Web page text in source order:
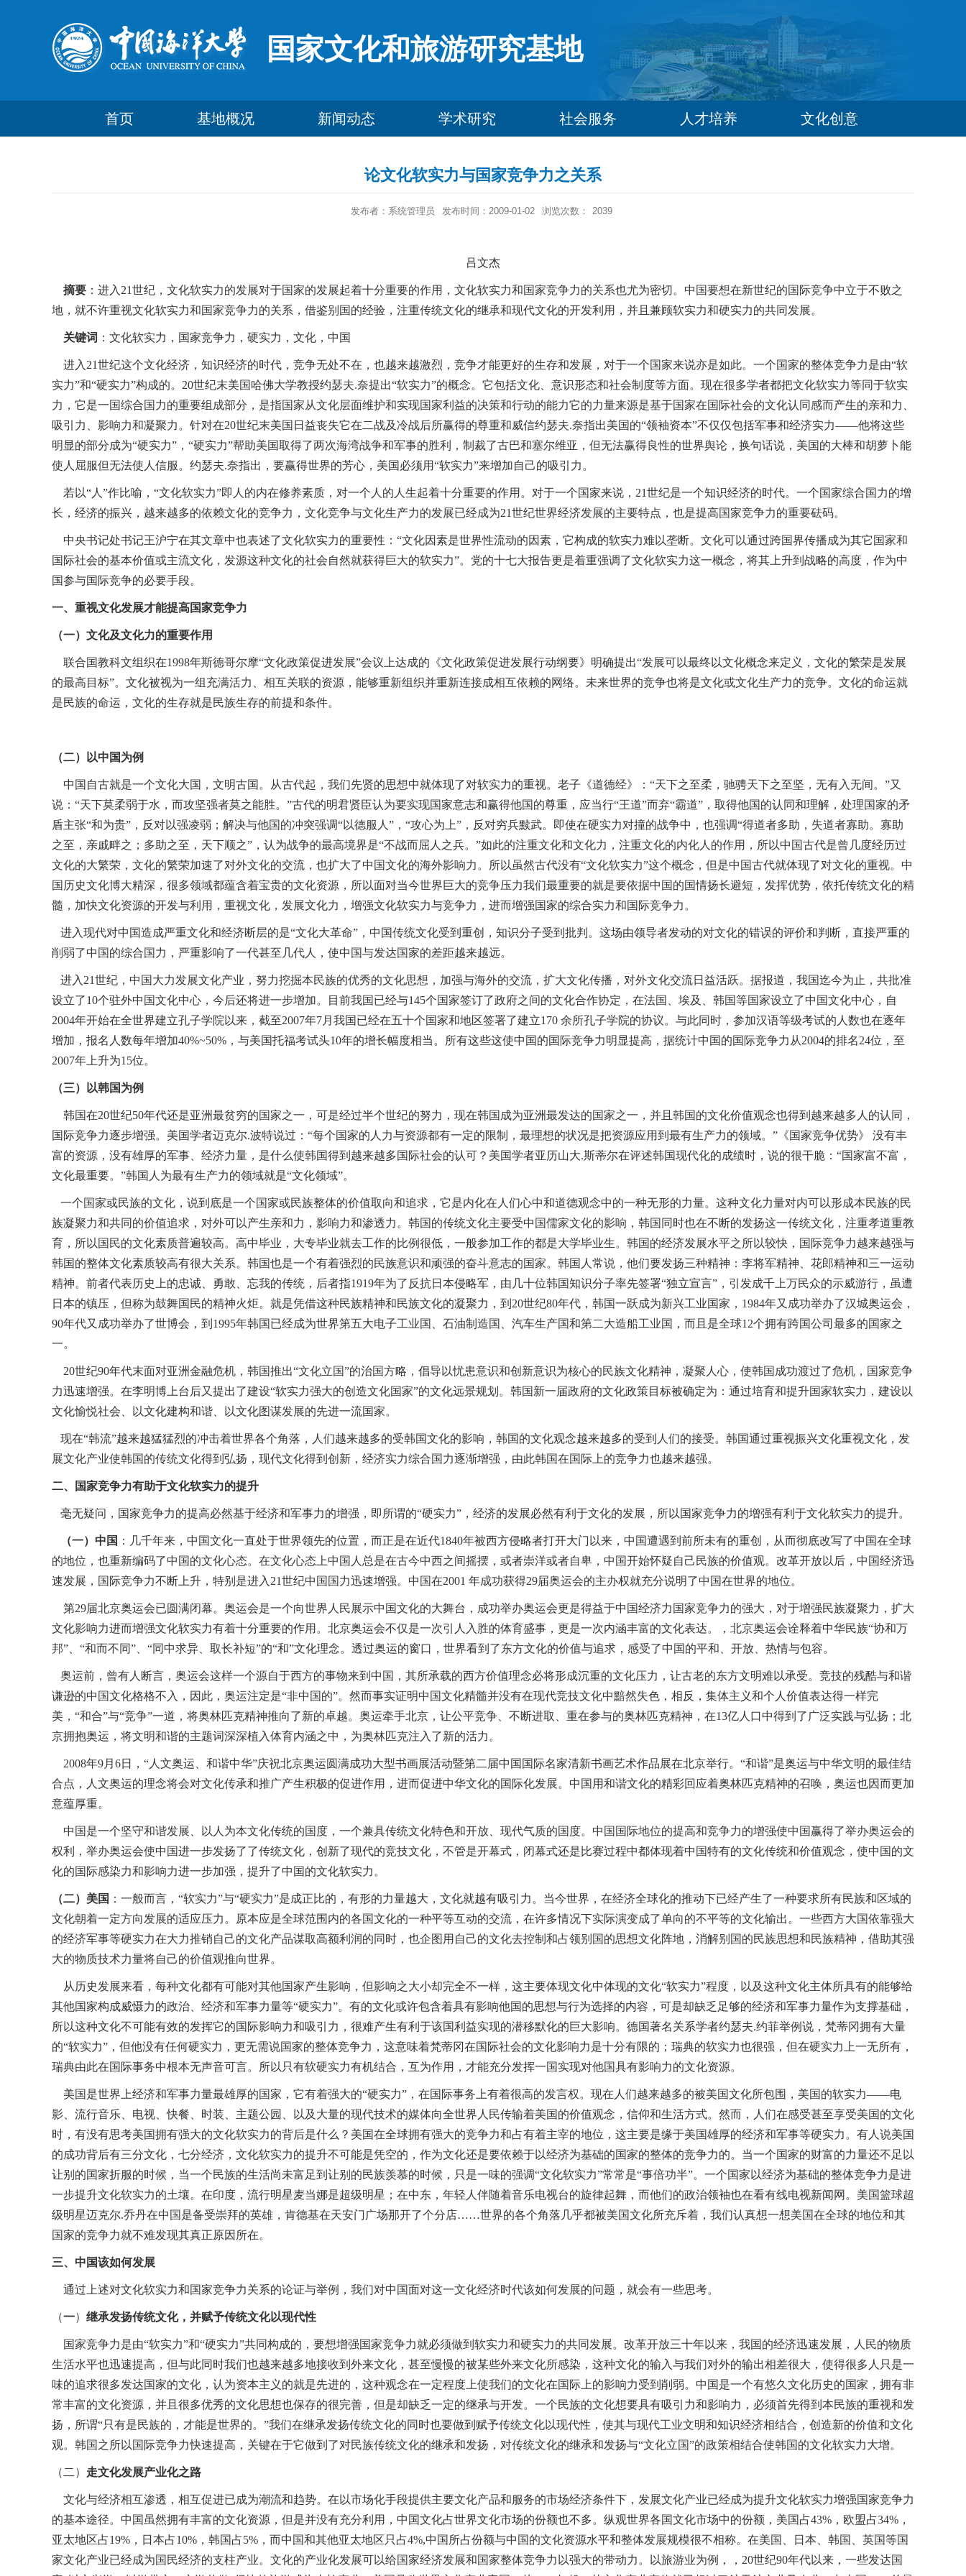
国家文化和旅游研究基地
首页 基地概况 新闻动态 学术研究 社会服务 人才培养 文化创意
论文化软实力与国家竞争力之关系
发布者：系统管理员 发布时间：2009-01-02 浏览次数： 2039
吕文杰
摘要 ：进入21世纪，文化软实力的发展对于国家的发展起着十分重要的作用，文化软实力和国家竞争力的关系也尤为密切。中国要想在新世纪的国际竞争中立于不败之
地，就不许重视文化软实力和国家竞争力的关系，借鉴别国的经验，注重传统文化的继承和现代文化的开发利用，并且兼顾软实力和硬实力的共同发展。
关键词 ：文化软实力，国家竞争力，硬实力，文化，中国
进入21世纪这个文化经济，知识经济的时代，竞争无处不在，也越来越激烈，竞争才能更好的生存和发展，对于一个国家来说亦是如此。一个国家的整体竞争力是由“软
实力”和“硬实力”构成的。20世纪末美国哈佛大学教授约瑟夫.奈提出“软实力”的概念。它包括文化、意识形态和社会制度等方面。现在很多学者都把文化软实力等同于软实
力，它是一国综合国力的重要组成部分，是指国家从文化层面维护和实现国家利益的决策和行动的能力它的力量来源是基于国家在国际社会的文化认同感而产生的亲和力、
吸引力、影响力和凝聚力。针对在20世纪末美国日益丧失它在二战及冷战后所赢得的尊重和威信约瑟夫.奈指出美国的“领袖资本”不仅仅包括军事和经济实力——他将这些
明显的部分成为“硬实力”，“硬实力”帮助美国取得了两次海湾战争和军事的胜利，制裁了古巴和塞尔维亚，但无法赢得良性的世界舆论，换句话说，美国的大棒和胡萝卜能
使人屈服但无法使人信服。约瑟夫.奈指出，要赢得世界的芳心，美国必须用“软实力”来增加自己的吸引力。
若以“人”作比喻，“文化软实力”即人的内在修养素质，对一个人的人生起着十分重要的作用。对于一个国家来说，21世纪是一个知识经济的时代。一个国家综合国力的增
长，经济的振兴，越来越多的依赖文化的竞争力，文化竞争与文化生产力的发展已经成为21世纪世界经济发展的主要特点，也是提高国家竞争力的重要砝码。
中央书记处书记王沪宁在其文章中也表述了文化软实力的重要性：“文化因素是世界性流动的因素，它构成的软实力难以垄断。文化可以通过跨国界传播成为其它国家和
国际社会的基本价值或主流文化，发源这种文化的社会自然就获得巨大的软实力”。党的十七大报告更是着重强调了文化软实力这一概念，将其上升到战略的高度，作为中
国参与国际竞争的必要手段。
一、重视文化发展才能提高国家竞争力
（一）文化及文化力的重要作用
联合国教科文组织在1998年斯德哥尔摩“文化政策促进发展”会议上达成的《文化政策促进发展行动纲要》明确提出“发展可以最终以文化概念来定义，文化的繁荣是发展
的最高目标”。文化被视为一组充满活力、相互关联的资源，能够重新组织并重新连接成相互依赖的网络。未来世界的竞争也将是文化或文化生产力的竞争。文化的命运就
是民族的命运，文化的生存就是民族生存的前提和条件。
（二）以中国为例
中国自古就是一个文化大国，文明古国。从古代起，我们先贤的思想中就体现了对软实力的重视。老子《道德经》：“天下之至柔，驰骋天下之至坚，无有入无间。”又
说：“天下莫柔弱于水，而攻坚强者莫之能胜。”古代的明君贤臣认为要实现国家意志和赢得他国的尊重，应当行“王道”而弃“霸道”，取得他国的认同和理解，处理国家的矛
盾主张“和为贵”，反对以强凌弱；解决与他国的冲突强调“以德服人”，“攻心为上”，反对穷兵黩武。即使在硬实力对撞的战争中，也强调“得道者多助，失道者寡助。寡助
之至，亲戚畔之；多助之至，天下顺之”，认为战争的最高境界是“不战而屈人之兵。”如此的注重文化和文化力，注重文化的内化人的作用，所以中国古代是曾几度经历过
文化的大繁荣，文化的繁荣加速了对外文化的交流，也扩大了中国文化的海外影响力。所以虽然古代没有“文化软实力”这个概念，但是中国古代就体现了对文化的重视。中
国历史文化博大精深，很多领域都蕴含着宝贵的文化资源，所以面对当今世界巨大的竞争压力我们最重要的就是要依据中国的国情扬长避短，发挥优势，依托传统文化的精
髓，加快文化资源的开发与利用，重视文化，发展文化力，增强文化软实力与竞争力，进而增强国家的综合实力和国际竞争力。
进入现代对中国造成严重文化和经济断层的是“文化大革命”，中国传统文化受到重创，知识分子受到批判。这场由领导者发动的对文化的错误的评价和判断，直接严重的
削弱了中国的综合国力，严重影响了一代甚至几代人，使中国与发达国家的差距越来越远。
进入21世纪，中国大力发展文化产业，努力挖掘本民族的优秀的文化思想，加强与海外的交流，扩大文化传播，对外文化交流日益活跃。据报道，我国迄今为止，共批准
设立了10个驻外中国文化中心，今后还将进一步增加。目前我国已经与145个国家签订了政府之间的文化合作协定，在法国、埃及、韩国等国家设立了中国文化中心，自
2004年开始在全世界建立孔子学院以来，截至2007年7月我国已经在五十个国家和地区签署了建立170 余所孔子学院的协议。与此同时，参加汉语等级考试的人数也在逐年
增加，报名人数每年增加40%~50%，与美国托福考试头10年的增长幅度相当。所有这些这使中国的国际竞争力明显提高，据统计中国的国际竞争力从2004的排名24位，至
2007年上升为15位。
（三）以韩国为例
韩国在20世纪50年代还是亚洲最贫穷的国家之一，可是经过半个世纪的努力，现在韩国成为亚洲最发达的国家之一，并且韩国的文化价值观念也得到越来越多人的认同，
国际竞争力逐步增强。美国学者迈克尔.波特说过：“每个国家的人力与资源都有一定的限制，最理想的状况是把资源应用到最有生产力的领域。”《国家竞争优势》 没有丰
富的资源，没有雄厚的军事、经济力量，是什么使韩国得到越来越多国际社会的认可？美国学者亚历山大.斯蒂尔在评述韩国现代化的成绩时，说的很干脆：“国家富不富，
文化最重要。”韩国人为最有生产力的领域就是“文化领域”。
一个国家或民族的文化，说到底是一个国家或民族整体的价值取向和追求，它是内化在人们心中和道德观念中的一种无形的力量。这种文化力量对内可以形成本民族的民
族凝聚力和共同的价值追求，对外可以产生亲和力，影响力和渗透力。韩国的传统文化主要受中国儒家文化的影响，韩国同时也在不断的发扬这一传统文化，注重孝道重教
育，所以国民的文化素质普遍较高。高中毕业，大专毕业就去工作的比例很低，一般参加工作的都是大学毕业生。韩国的经济发展水平之所以较快，国际竞争力越来越强与
韩国的整体文化素质较高有很大关系。韩国也是一个有着强烈的民族意识和顽强的奋斗意志的国家。韩国人常说，他们要发扬三种精神：李将军精神、花郎精神和三一运动
精神。前者代表历史上的忠诚、勇敢、忘我的传统，后者指1919年为了反抗日本侵略军，由几十位韩国知识分子率先签署“独立宣言”，引发成千上万民众的示威游行，虽遭
日本的镇压，但称为鼓舞国民的精神火炬。就是凭借这种民族精神和民族文化的凝聚力，到20世纪80年代，韩国一跃成为新兴工业国家，1984年又成功举办了汉城奥运会，
90年代又成功举办了世博会，到1995年韩国已经成为世界第五大电子工业国、石油制造国、汽车生产国和第二大造船工业国，而且是全球12个拥有跨国公司最多的国家之
一。
20世纪90年代末面对亚洲金融危机，韩国推出“文化立国”的治国方略，倡导以忧患意识和创新意识为核心的民族文化精神，凝聚人心，使韩国成功渡过了危机，国家竞争
力迅速增强。在李明博上台后又提出了建设“软实力强大的创造文化国家”的文化远景规划。韩国新一届政府的文化政策目标被确定为：通过培育和提升国家软实力，建设以
文化愉悦社会、以文化建构和谐、以文化图谋发展的先进一流国家。
现在“韩流”越来越猛猛烈的冲击着世界各个角落，人们越来越多的受韩国文化的影响，韩国的文化观念越来越多的受到人们的接受。韩国通过重视振兴文化重视文化，发
展文化产业使韩国的传统文化得到弘扬，现代文化得到创新，经济实力综合国力逐渐增强，由此韩国在国际上的竞争力也越来越强。
二、国家竞争力有助于文化软实力的提升
毫无疑问，国家竞争力的提高必然基于经济和军事力的增强，即所谓的“硬实力”，经济的发展必然有利于文化的发展，所以国家竞争力的增强有利于文化软实力的提升。
（一）中国 ：几千年来，中国文化一直处于世界领先的位置，而正是在近代1840年被西方侵略者打开大门以来，中国遭遇到前所未有的重创，从而彻底改写了中国在全球
的地位，也重新编码了中国的文化心态。在文化心态上中国人总是在古今中西之间摇摆，或者崇洋或者自卑，中国开始怀疑自己民族的价值观。改革开放以后，中国经济迅
速发展，国际竞争力不断上升，特别是进入21世纪中国国力迅速增强。中国在2001 年成功获得29届奥运会的主办权就充分说明了中国在世界的地位。
第29届北京奥运会已圆满闭幕。奥运会是一个向世界人民展示中国文化的大舞台，成功举办奥运会更是得益于中国经济力国家竞争力的强大，对于增强民族凝聚力，扩大
文化影响力进而增强文化软实力有着十分重要的作用。北京奥运会不仅是一次引人入胜的体育盛事，更是一次内涵丰富的文化表达。，北京奥运会诠释着中华民族“协和万
邦”、“和而不同”、“同中求异、取长补短”的“和”文化理念。透过奥运的窗口，世界看到了东方文化的价值与追求，感受了中国的平和、开放、热情与包容。
奥运前，曾有人断言，奥运会这样一个源自于西方的事物来到中国，其所承载的西方价值理念必将形成沉重的文化压力，让古老的东方文明难以承受。竞技的残酷与和谐
谦逊的中国文化格格不入，因此，奥运注定是“非中国的”。然而事实证明中国文化精髓并没有在现代竞技文化中黯然失色，相反，集体主义和个人价值表达得一样完
美，“和合”与“竞争”一道，将奥林匹克精神推向了新的卓越。奥运牵手北京，让公平竞争、不断进取、重在参与的奥林匹克精神，在13亿人口中得到了广泛实践与弘扬；北
京拥抱奥运，将文明和谐的主题词深深植入体育内涵之中，为奥林匹克注入了新的活力。
2008年9月6日，“人文奥运、和谐中华”庆祝北京奥运圆满成功大型书画展活动暨第二届中国国际名家清新书画艺术作品展在北京举行。“和谐”是奥运与中华文明的最佳结
合点，人文奥运的理念将会对文化传承和推广产生积极的促进作用，进而促进中华文化的国际化发展。中国用和谐文化的精彩回应着奥林匹克精神的召唤，奥运也因而更加
意蕴厚重。
中国是一个坚守和谐发展、以人为本文化传统的国度，一个兼具传统文化特色和开放、现代气质的国度。中国国际地位的提高和竞争力的增强使中国赢得了举办奥运会的
权利，举办奥运会使中国进一步发扬了了传统文化，创新了现代的竞技文化，不管是开幕式，闭幕式还是比赛过程中都体现着中国特有的文化传统和价值观念，使中国的文
化的国际感染力和影响力进一步加强，提升了中国的文化软实力。
（二）美国 ：一般而言，“软实力”与“硬实力”是成正比的，有形的力量越大，文化就越有吸引力。当今世界，在经济全球化的推动下已经产生了一种要求所有民族和区域的
文化朝着一定方向发展的适应压力。原本应是全球范围内的各国文化的一种平等互动的交流，在许多情况下实际演变成了单向的不平等的文化输出。一些西方大国依靠强大
的经济军事等硬实力在大力推销自己的文化产品谋取高额利润的同时，也企图用自己的文化去控制和占领别国的思想文化阵地，消解别国的民族思想和民族精神，借助其强
大的物质技术力量将自己的价值观推向世界。
从历史发展来看，每种文化都有可能对其他国家产生影响，但影响之大小却完全不一样，这主要体现文化中体现的文化“软实力”程度，以及这种文化主体所具有的能够给
其他国家构成威慑力的政治、经济和军事力量等“硬实力”。有的文化或许包含着具有影响他国的思想与行为选择的内容，可是却缺乏足够的经济和军事力量作为支撑基础，
所以这种文化不可能有效的发挥它的国际影响力和吸引力，很难产生有利于该国利益实现的潜移默化的巨大影响。德国著名关系学者约瑟夫.约菲举例说，梵蒂冈拥有大量
的“软实力”，但他没有任何硬实力，更无需说国家的整体竞争力，这意味着梵蒂冈在国际社会的文化影响力是十分有限的；瑞典的软实力也很强，但在硬实力上一无所有，
瑞典由此在国际事务中根本无声音可言。所以只有软硬实力有机结合，互为作用，才能充分发挥一国实现对他国具有影响力的文化资源。
美国是世界上经济和军事力量最雄厚的国家，它有着强大的“硬实力”，在国际事务上有着很高的发言权。现在人们越来越多的被美国文化所包围，美国的软实力——电
影、流行音乐、电视、快餐、时装、主题公园、以及大量的现代技术的媒体向全世界人民传输着美国的价值观念，信仰和生活方式。然而，人们在感受甚至享受美国的文化
时，有没有思考美国拥有强大的文化软实力的背后是什么？美国在全球拥有强大的竞争力和占有着主宰的地位，这主要是缘于美国雄厚的经济和军事等硬实力。有人说美国
的成功背后有三分文化，七分经济，文化软实力的提升不可能是凭空的，作为文化还是要依赖于以经济为基础的国家的整体的竞争力的。当一个国家的财富的力量还不足以
让别的国家折服的时候，当一个民族的生活尚未富足到让别的民族羡慕的时候，只是一味的强调“文化软实力”常常是“事倍功半”。一个国家以经济为基础的整体竞争力是进
一步提升文化软实力的土壤。在印度，流行明星麦当娜是超级明星；在中东，年轻人伴随着音乐电视台的旋律起舞，而他们的政治领袖也在看有线电视新闻网。美国篮球超
级明星迈克尔.乔丹在中国是备受崇拜的英雄，肯德基在天安门广场那开了个分店……世界的各个角落几乎都被美国文化所充斥着，我们认真想一想美国在全球的地位和其
国家的竞争力就不难发现其真正原因所在。
三、中国该如何发展
通过上述对文化软实力和国家竞争力关系的论证与举例，我们对中国面对这一文化经济时代该如何发展的问题，就会有一些思考。
（一） 继承发扬传统文化，并赋予传统文化以现代性
国家竞争力是由“软实力”和“硬实力”共同构成的，要想增强国家竞争力就必须做到软实力和硬实力的共同发展。改革开放三十年以来，我国的经济迅速发展，人民的物质
生活水平也迅速提高，但与此同时我们也越来越多地接收到外来文化，甚至慢慢的被某些外来文化所感染，这种文化的输入与我们对外的输出相差很大，使得很多人只是一
味的追求很多发达国家的文化，认为资本主义的就是先进的，这种观念在一定程度上使我们的文化在国际上的影响力受到削弱。中国是一个有悠久文化历史的国家，拥有非
常丰富的文化资源，并且很多优秀的文化思想也保存的很完善，但是却缺乏一定的继承与开发。一个民族的文化想要具有吸引力和影响力，必须首先得到本民族的重视和发
扬，所谓“只有是民族的，才能是世界的。”我们在继承发扬传统文化的同时也要做到赋予传统文化以现代性，使其与现代工业文明和知识经济相结合，创造新的价值和文化
观。韩国之所以国际竞争力快速提高，关键在于它做到了对民族传统文化的继承和发扬，对传统文化的继承和发扬与“文化立国”的政策相结合使韩国的文化软实力大增。
（二） 走文化发展产业化之路
文化与经济相互渗透，相互促进已成为潮流和趋势。在以市场化手段提供主要文化产品和服务的市场经济条件下，发展文化产业已经成为提升文化软实力增强国家竞争力
的基本途径。中国虽然拥有丰富的文化资源，但是并没有充分利用，中国文化占世界文化市场的份额也不多。纵观世界各国文化市场中的份额，美国占43%，欧盟占34%，
亚太地区占19%，日本占10%，韩国占5%，而中国和其他亚太地区只占4%,中国所占份额与中国的文化资源水平和整体发展规模很不相称。在美国、日本、韩国、英国等国
家文化产业已经成为国民经济的支柱产业。文化的产业化发展可以给国家经济发展和国家整体竞争力以强大的带动力。以旅游业为例，，20世纪90年代以来，一些发达国